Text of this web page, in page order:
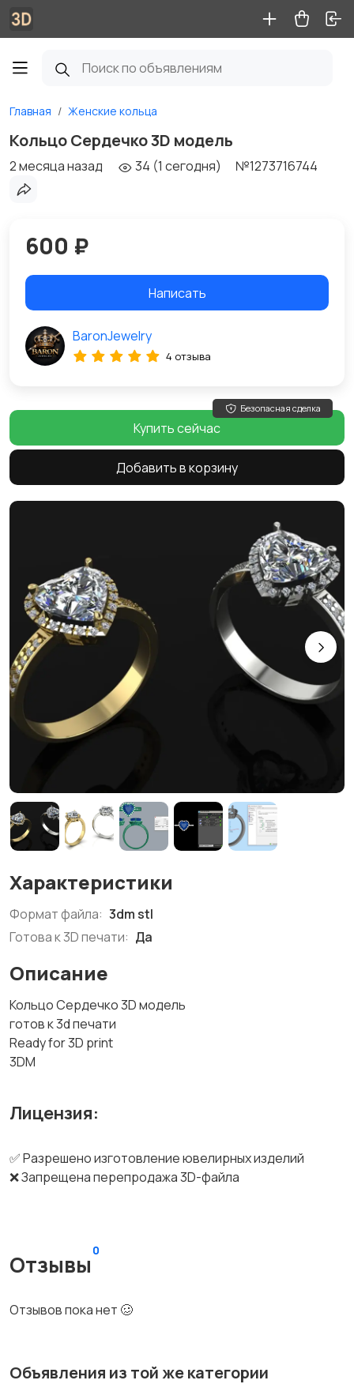
Главная Женские кольца
Кольцо Сердечко 3D модель
2 месяца назад 34 (1 сегодня) №1273716744
Характеристики
Формат файла: 3dm stl
Готова к 3D печати: Да
Описание
Кольцо Сердечко 3D модель
готов к 3d печати
Ready for 3D print
3DM
Лицензия:
✅ Разрешено изготовление ювелирных изделий
❌ Запрещена перепродажа 3D-файла
Отзывы
0
Отзывов пока нет 🥴
600 ₽
Написать
BaronJewelry
4 отзыва
Безопасная сделка
Купить сейчас
Добавить в корзину
Объявления из той же категории